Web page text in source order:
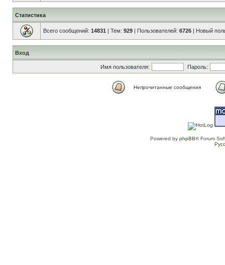
Статистика
Всего сообщений: 14831 | Тем: 929 | Пользователей: 6726 | Новый
Вход
Имя пользователя: Пароль:
Непрочитанные сообщения
Powered by phpBB® Forum